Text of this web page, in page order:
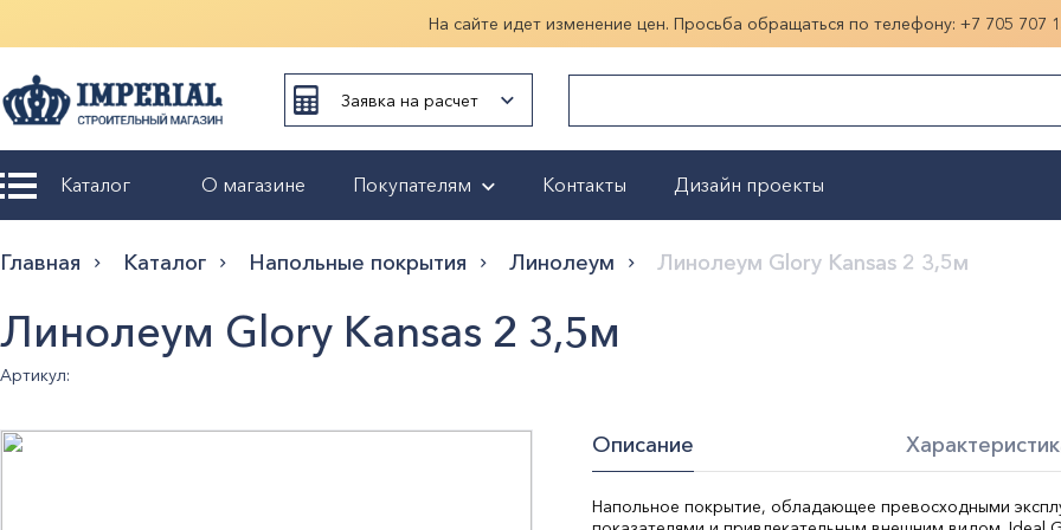
На сайте идет изменение цен. Просьба обращаться по телефону: +7 705 707
Заявка на расчет
Показать больше
Каталог О магазине Покупателям
обмен
Гарантия
Контакты Дизайн проекты
Главная Каталог Напольные покрытия Линолеум Линолеум Glory Kansas 2 3,5м
Линолеум Glory Kansas 2 3,5м
Артикул:
Описание
Напольное покрытие, обладающее превосходными